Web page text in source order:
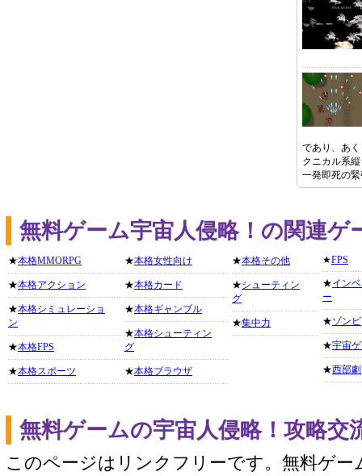
であり、あ
クニカル系
一発即死の
無料ゲーム宇宙人侵略！の関連ゲ
★本格MMORPG
★本格アクション
★本格シミュレーショ
ン
★本格FPS
★本格スポーツ
★本格女性向け
★本格カード
★本格ギャンブル
★本格シューティン
グ
★本格ブラウザ
★本格その他
★シューティン
グ
★集中力
★FPS
★イン
ー
★ゾンビ
★宇宙
★西部劇
無料ゲームの宇宙人侵略！攻略交
このページはリンクフリーです。無料ゲー